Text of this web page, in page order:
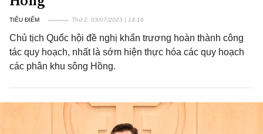
TIÊU ĐIỂM Thứ 2, 03/07/2023 | 14:16
Chủ tịch Quốc hội đề nghị khẩn trương hoàn thành công
tác quy hoạch, nhất là sớm hiện thực hóa các quy hoạch
các phân khu sông Hồng.